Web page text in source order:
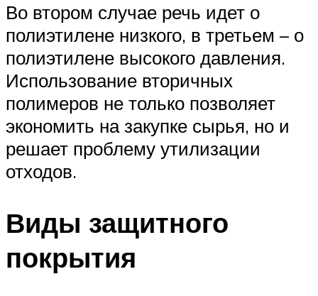
Во втором случае речь идет о
полиэтилене низкого, в третьем – о
полиэтилене высокого давления.
Использование вторичных
полимеров не только позволяет
экономить на закупке сырья, но и
решает проблему утилизации
отходов.
Виды защитного
покрытия